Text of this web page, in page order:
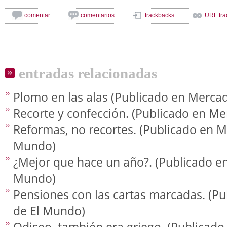
comentar comentarios trackbacks URL
entradas relacionadas
Plomo en las alas (Publicado en
Recorte y confección. (Publicado en
Reformas, no recortes. (Publicado en
Mundo)
¿Mejor que hace un año?. (Publicado
Mundo)
Pensiones con las cartas marcadas.
de El Mundo)